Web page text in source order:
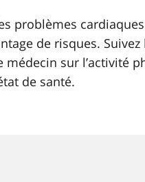
problèmes
de risques. Suivez
sur l’activité
de santé.